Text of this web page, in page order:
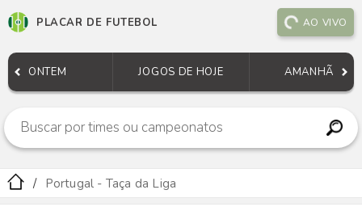
PLACAR DE FUTEBOL AO VIVO
ONTEM JOGOS DE HOJE AMANHÃ
Portugal - Taça da Liga